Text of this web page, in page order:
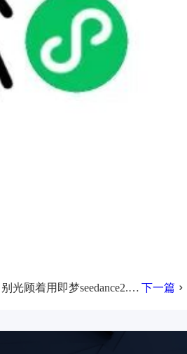
别光顾着用即梦seedance2.0 做视频了，你的品牌可能正在 AI 搜索里“社死”。 下一篇